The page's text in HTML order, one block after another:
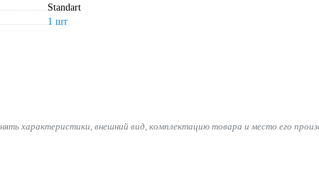
Standart
1 шт
характеристики, внешний вид, комплектацию товара и место его